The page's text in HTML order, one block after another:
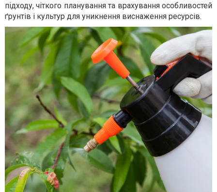
підходу, чіткого планування та врахування особливостей
ґрунтів і культур для уникнення виснаження ресурсів.